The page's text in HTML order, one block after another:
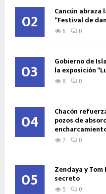
02 Cancún
“Festival de
6 0
03 Gobierno de
la exposición
8 0
04 Chacón
pozos de
7 0
05 Zendaya y
secreto
5 0